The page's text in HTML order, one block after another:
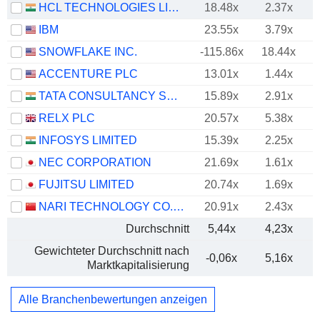
HCL TECHNOLOGIES LIMITED 18.48x 2.37x
IBM
23.55x 3.79x
SNOWFLAKE INC.
-115.86x 18.44x
ACCENTURE PLC
13.01x
1.44x
TATA CONSULTANCY SERVICES LTD.
15.89x 2.91x
RELX PLC
20.57x 5.38x
INFOSYS LIMITED
15.39x
2.25x
NEC CORPORATION
21.69x 1.61x
FUJITSU LIMITED
20.74x 1.69x
NARI TECHNOLOGY CO., LTD.
20.91x 2.43x
Durchschnitt
5,44x 4,23x
Gewichteter Durchschnitt nach
Marktkapitalisierung
-0,06x 5,16x
Alle Branchenbewertungen anzeigen